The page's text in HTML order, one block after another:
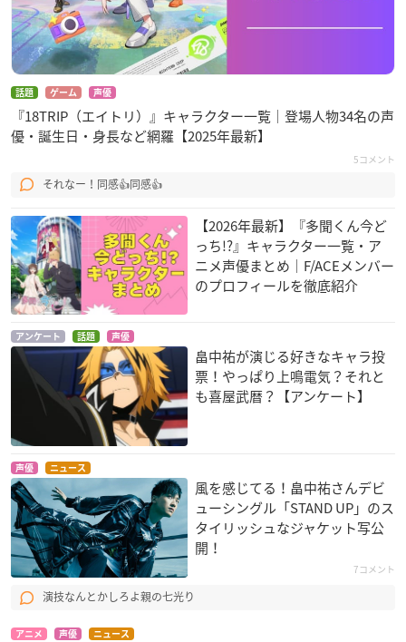
話題 ゲーム 声優
『18TRIP（エイトリ）』キャラクター一覧｜登場人物34名の声
優・誕生日・身長など網羅【2025年最新】
5コメント
それなー！同感👍同感👍
【2026年最新】『多聞くん今ど
っち!?』キャラクター一覧・ア
ニメ声優まとめ｜F/ACEメンバー
のプロフィールを徹底紹介
アンケート 話題 声優
畠中祐が演じる好きなキャラ投
票！やっぱり上鳴電気？それと
も喜屋武暦？【アンケート】
声優 ニュース
風を感じてる！畠中祐さんデビ
ューシングル「STAND UP」のス
タイリッシュなジャケット写公
開！
7コメント
演技なんとかしろよ親の七光り
アニメ 声優 ニュース